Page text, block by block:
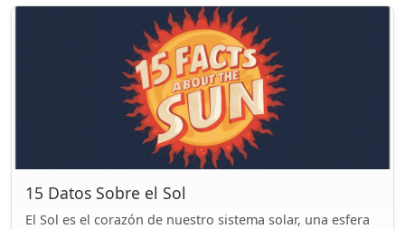
15 Datos Sobre el Sol
El Sol es el corazón de nuestro sistema solar, una esfera